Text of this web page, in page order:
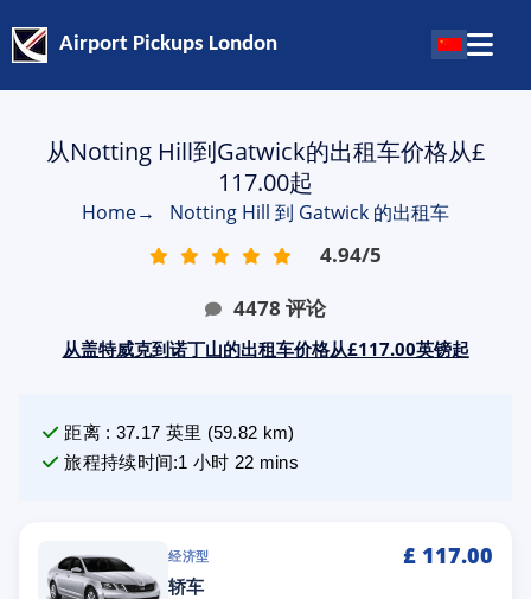
Airport Pickups London
从Notting Hill到Gatwick的出租车价格从£
117.00起
Home→ Notting Hill 到 Gatwick 的出租车
4.94/5
4478 评论
从盖特威克到诺丁山的出租车价格从£117.00英镑起
距离: 37.17 英里 (59.82 km)
旅程持续时间:1 小时 22 mins
经济型 £ 117.00
轿车